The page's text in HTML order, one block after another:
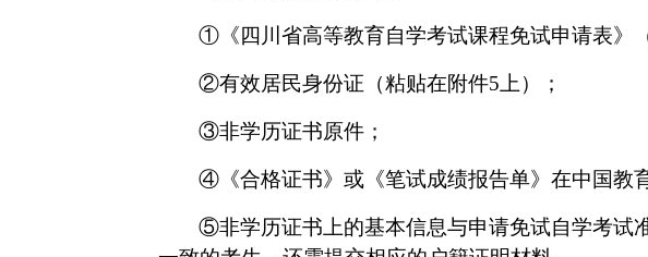
①《四川省高等教育自学考试课程免试申请表》
②有效居民身份证（粘贴在附件5 上）；
③非学历证书原件；
④《合格证书》或《笔试成绩报告单》在中国教
⑤非学历证书上的基本信息与申请免试自学考试